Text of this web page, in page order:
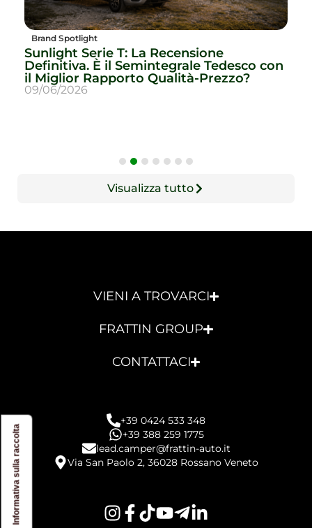
Brand Spotlight
Sunlight Serie T: La Recensione
Definitiva. È il Semintegrale Tedesco con
il Miglior Rapporto Qualità-Prezzo?
09/06/2026
Visualizza tutto
VIENI A TROVARCI
FRATTIN GROUP
CONTATTACI
+39 0424 533 348
+39 388 259 1775
lead.camper@frattin-auto.it
Via San Paolo 2, 36028 Rossano Veneto
Informativa sulla raccolta